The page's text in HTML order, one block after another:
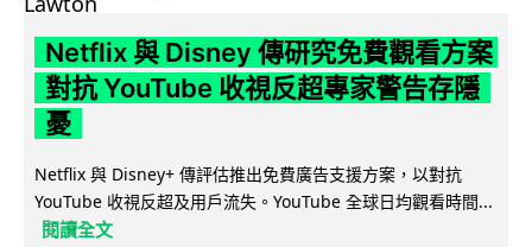
Netflix 與 Disney 傳研究免費觀看方案
對抗 YouTube 收視反超專家警告存隱
憂
Netflix 與 Disney+ 傳評估推出免費廣告支援方案，以對抗
YouTube 收視反超及用戶流失。YouTube 全球日均觀看時間...
閱讀全文